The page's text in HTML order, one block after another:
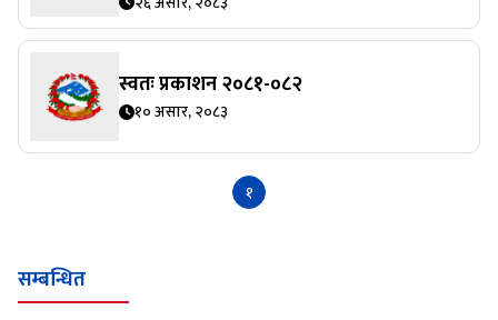
स्वतः प्रकाशन २०८१-०८२
१० असार, २०८३
१
सम्बन्धित